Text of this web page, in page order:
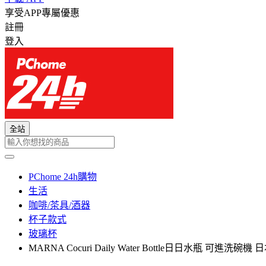
享受APP專屬優惠
註冊
登入
全站
PChome 24h購物
生活
咖啡/茶具/酒器
杯子款式
玻璃杯
MARNA Cocuri Daily Water Bottle日日水瓶 可進洗碗機